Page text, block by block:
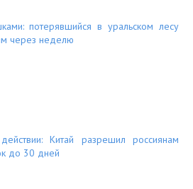
потерявшийся в уральском лесу
через неделю
Китай разрешил россиянам
до 30 дней